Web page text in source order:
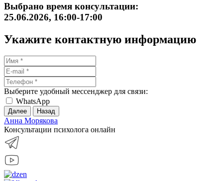
Выбрано время консультации:
25.06.2026, 16:00-17:00
Укажите контактную информацию
Выберите удобный мессенджер для связи:
WhatsApp
Далее Назад
Анна Морякова
Консультации психолога онлайн